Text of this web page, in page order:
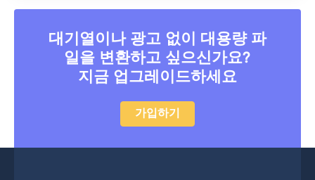
대기열이나 광고 없이 대용량 파
일을 변환하고 싶으신가요?
지금 업그레이드하세요
가입하기